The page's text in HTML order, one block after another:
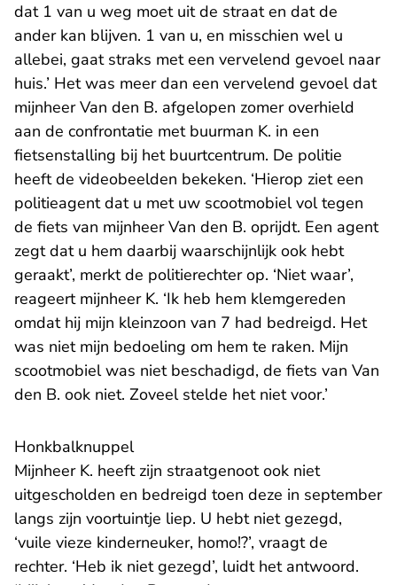
dat 1 van u weg moet uit de straat en dat de
ander kan blijven. 1 van u, en misschien wel u
allebei, gaat straks met een vervelend gevoel naar
huis.’ Het was meer dan een vervelend gevoel dat
mijnheer Van den B. afgelopen zomer overhield
aan de confrontatie met buurman K. in een
fietsenstalling bij het buurtcentrum. De politie
heeft de videobeelden bekeken. ‘Hierop ziet een
politieagent dat u met uw scootmobiel vol tegen
de fiets van mijnheer Van den B. oprijdt. Een agent
zegt dat u hem daarbij waarschijnlijk ook hebt
geraakt’, merkt de politierechter op. ‘Niet waar’,
reageert mijnheer K. ‘Ik heb hem klemgereden
omdat hij mijn kleinzoon van 7 had bedreigd. Het
was niet mijn bedoeling om hem te raken. Mijn
scootmobiel was niet beschadigd, de fiets van Van
den B. ook niet. Zoveel stelde het niet voor.’
Honkbalknuppel
Mijnheer K. heeft zijn straatgenoot ook niet
uitgescholden en bedreigd toen deze in september
langs zijn voortuintje liep. U hebt niet gezegd,
‘vuile vieze kinderneuker, homo!?’, vraagt de
rechter. ‘Heb ik niet gezegd’, luidt het antwoord.